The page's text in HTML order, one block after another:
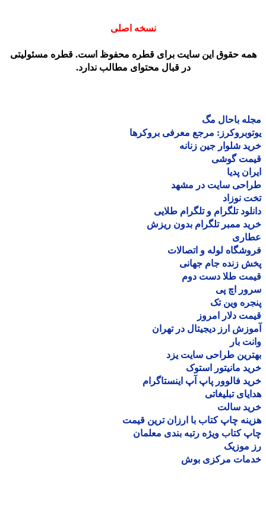
نسخه اصلی
حقوق این سایت برای قطره محفوظ است. قطره مسئولیتی
در قبال محتوای مطالب ندارد.
باحال مگ
مرجع معرفی بروکرها
شلوار جین زنانه
گوشی
پدیا
سایت در مشهد
نوزاد
تلگرام و تلگرام طلایی
ممبر تلگرام بدون ریزش
لوله و اتصالات
زنده جام جهانی
طلا دست دوم
اچ پی
وین تک
دلار امروز
ارز دیجیتال در تهران
بار
طراحی سایت یزد
مانیتور استوک
فالوور پاپ آپ اینستاگرام
تبلیغاتی
سالت
چاپ کتاب با ارزان ترین قیمت
کتاب ویژه رتبه بندی معلمان
موزیک
مرکزی بوش